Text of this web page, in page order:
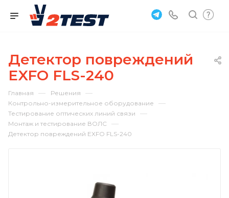
Детектор повреждений
EXFO FLS-240
Главная — Решения —
Контрольно-измерительное оборудование —
Тестирование оптических линий связи —
Монтаж и тестирование ВОЛС —
Детектор повреждений EXFO FLS-240